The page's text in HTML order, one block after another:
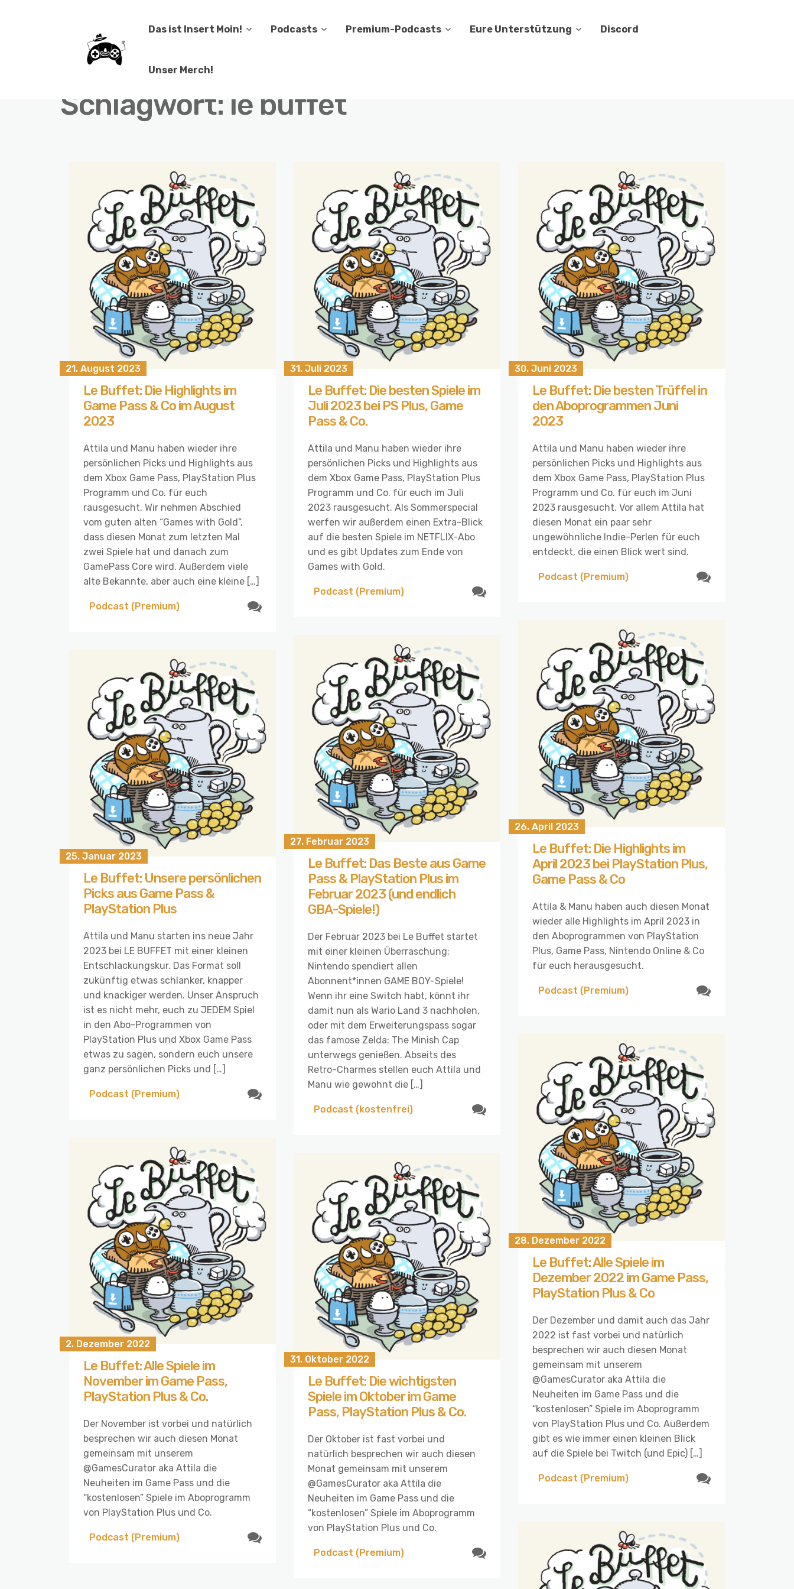
Das ist Insert Moin! Podcasts Premium-Podcasts Eure Unterstützung Discord
Unser Merch!
Schlagwort: le buffet
21. August 2023
Le Buffet: Die Highlights im
Game Pass & Co im August
2023
Attila und Manu haben wieder ihre
persönlichen Picks und Highlights aus
dem Xbox Game Pass, PlayStation Plus
Programm und Co. für euch
rausgesucht. Wir nehmen Abschied
vom guten alten “Games with Gold”,
dass diesen Monat zum letzten Mal
zwei Spiele hat und danach zum
GamePass Core wird. Außerdem viele
alte Bekannte, aber auch eine kleine […]
Podcast (Premium)
31. Juli 2023
Le Buffet: Die besten Spiele im
Juli 2023 bei PS Plus, Game
Pass & Co.
Attila und Manu haben wieder ihre
persönlichen Picks und Highlights aus
dem Xbox Game Pass, PlayStation Plus
Programm und Co. für euch im Juli
2023 rausgesucht. Als Sommerspecial
werfen wir außerdem einen Extra-Blick
auf die besten Spiele im NETFLIX-Abo
und es gibt Updates zum Ende von
Games with Gold.
Podcast (Premium)
30. Juni 2023
Le Buffet: Die besten Trüffel in
den Aboprogrammen Juni
2023
Attila und Manu haben wieder ihre
persönlichen Picks und Highlights aus
dem Xbox Game Pass, PlayStation Plus
Programm und Co. für euch im Juni
2023 rausgesucht. Vor allem Attila hat
diesen Monat ein paar sehr
ungewöhnliche Indie-Perlen für euch
entdeckt, die einen Blick wert sind.
Podcast (Premium)
26. April 2023
Le Buffet: Die Highlights im
April 2023 bei PlayStation Plus,
Game Pass & Co
Attila & Manu haben auch diesen Monat
wieder alle Highlights im April 2023 in
den Aboprogrammen von PlayStation
Plus, Game Pass, Nintendo Online & Co
für euch herausgesucht.
Podcast (Premium)
27. Februar 2023
Le Buffet: Das Beste aus Game
Pass & PlayStation Plus im
Februar 2023 (und endlich
GBA-Spiele!)
Der Februar 2023 bei Le Buffet startet
mit einer kleinen Überraschung:
Nintendo spendiert allen
Abonnent*innen GAME BOY-Spiele!
Wenn ihr eine Switch habt, könnt ihr
damit nun als Wario Land 3 nachholen,
oder mit dem Erweiterungspass sogar
das famose Zelda: The Minish Cap
unterwegs genießen. Abseits des
Retro-Charmes stellen euch Attila und
Manu wie gewohnt die […]
Podcast (kostenfrei)
25. Januar 2023
Le Buffet: Unsere persönlichen
Picks aus Game Pass &
PlayStation Plus
Attila und Manu starten ins neue Jahr
2023 bei LE BUFFET mit einer kleinen
Entschlackungskur. Das Format soll
zukünftig etwas schlanker, knapper
und knackiger werden. Unser Anspruch
ist es nicht mehr, euch zu JEDEM Spiel
in den Abo-Programmen von
PlayStation Plus und Xbox Game Pass
etwas zu sagen, sondern euch unsere
ganz persönlichen Picks und […]
Podcast (Premium)
28. Dezember 2022
Le Buffet: Alle Spiele im
Dezember 2022 im Game Pass,
PlayStation Plus & Co
Der Dezember und damit auch das Jahr
2022 ist fast vorbei und natürlich
besprechen wir auch diesen Monat
gemeinsam mit unserem
@GamesCurator aka Attila die
Neuheiten im Game Pass und die
“kostenlosen” Spiele im Aboprogramm
von PlayStation Plus und Co. Außerdem
gibt es wie immer einen kleinen Blick
auf die Spiele bei Twitch (und Epic) […]
Podcast (Premium)
2. Dezember 2022
Le Buffet: Alle Spiele im
November im Game Pass,
PlayStation Plus & Co.
Der November ist vorbei und natürlich
besprechen wir auch diesen Monat
gemeinsam mit unserem
@GamesCurator aka Attila die
Neuheiten im Game Pass und die
“kostenlosen” Spiele im Aboprogramm
von PlayStation Plus und Co.
Podcast (Premium)
31. Oktober 2022
Le Buffet: Die wichtigsten
Spiele im Oktober im Game
Pass, PlayStation Plus & Co.
Der Oktober ist fast vorbei und
natürlich besprechen wir auch diesen
Monat gemeinsam mit unserem
@GamesCurator aka Attila die
Neuheiten im Game Pass und die
“kostenlosen” Spiele im Aboprogramm
von PlayStation Plus und Co.
Podcast (Premium)